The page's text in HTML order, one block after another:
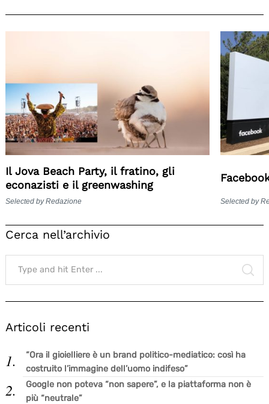
Il Jova Beach Party, il fratino, gli
econazisti e il greenwashing
Selected by Redazione Selected by
Cerca nell’archivio
Search
for:
Articoli recenti
“Ora il gioielliere è un brand politico-mediatico: così ha
costruito l’immagine dell’uomo indifeso”
Google non poteva “non sapere”, e la piattaforma non è
più “neutrale”